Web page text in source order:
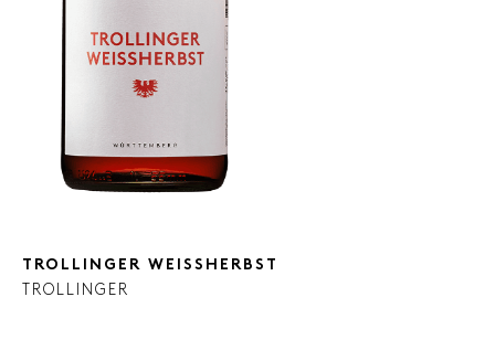
TROLLINGER WEISSHERBST
TROLLINGER